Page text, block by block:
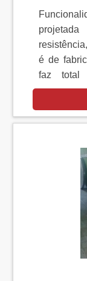
é de
faz total
forma: a
atritos
final do
pela